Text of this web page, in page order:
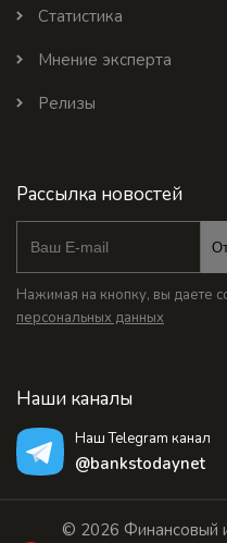
Статистика
Мнение эксперта
Релизы
Рассылка новостей
Нажимая на кнопку, вы даете
персональных данных
Наши каналы
Наш Telegram канал
@bankstodaynet
© 2026 Финансовый